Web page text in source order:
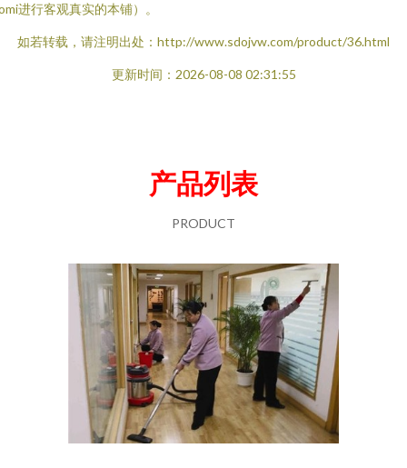
进行客观真实的本铺）。
如若转载，请注明出处：http://www.sdojvw.com/product/36.html
更新时间：2026-08-08 02:31:55
产品列表
PRODUCT